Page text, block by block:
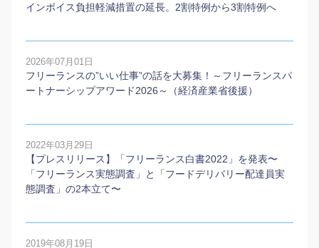
インボイス負担軽減措置の延長。2割特例から3割特例へ
2026年07月01日
フリーランスの”いい仕事”の話を大募集！～フリーランスパ
ートナーシップアワード2026～（経済産業省後援）
2022年03月29日
【プレスリリース】「フリーランス白書2022」を発表〜
「フリーランス実態調査」と「フードデリバリー配達員実
態調査」の2本⽴て〜
2019年08月19日